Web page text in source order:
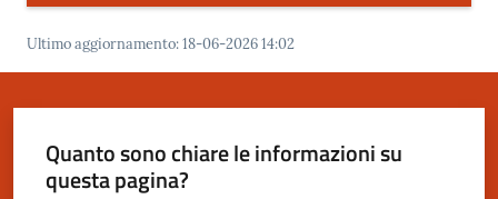
Ultimo aggiornamento:18-06-2026 14:02
Quanto sono chiare le informazioni su
questa pagina?